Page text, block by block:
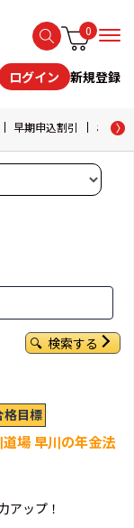
0
ログイン 新規登録
早期申込割引 おため
検索する
格目標
場 早川の年金法
アップ！